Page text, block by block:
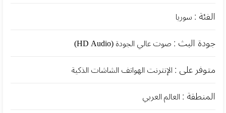
الفئة :سوريا
جودة البث :صوت عالي الجودة (HD Audio)
متوفر على :الإنترنت الهواتف الشاشات الذكية
المنطقة :العالم العربي